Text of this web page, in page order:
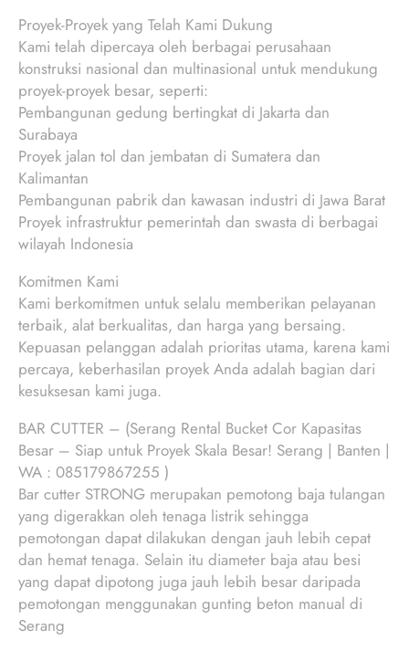
Proyek-Proyek yang Telah Kami Dukung
Kami telah dipercaya oleh berbagai perusahaan
konstruksi nasional dan multinasional untuk mendukung
proyek-proyek besar, seperti:
Pembangunan gedung bertingkat di Jakarta dan
Surabaya
Proyek jalan tol dan jembatan di Sumatera dan
Kalimantan
Pembangunan pabrik dan kawasan industri di Jawa Barat
Proyek infrastruktur pemerintah dan swasta di berbagai
wilayah Indonesia
Komitmen Kami
Kami berkomitmen untuk selalu memberikan pelayanan
terbaik, alat berkualitas, dan harga yang bersaing.
Kepuasan pelanggan adalah prioritas utama, karena kami
percaya, keberhasilan proyek Anda adalah bagian dari
kesuksesan kami juga.
BAR CUTTER – (Serang Rental Bucket Cor Kapasitas
Besar – Siap untuk Proyek Skala Besar! Serang | Banten |
WA : 085179867255 )
Bar cutter STRONG merupakan pemotong baja tulangan
yang digerakkan oleh tenaga listrik sehingga
pemotongan dapat dilakukan dengan jauh lebih cepat
dan hemat tenaga. Selain itu diameter baja atau besi
yang dapat dipotong juga jauh lebih besar daripada
pemotongan menggunakan gunting beton manual di
Serang